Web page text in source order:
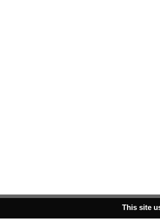
This site